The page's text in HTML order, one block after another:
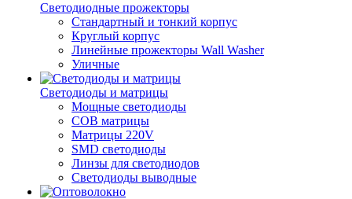
Светодиодные прожекторы
Стандартный и тонкий корпус
Круглый корпус
Линейные прожекторы Wall Washer
Уличные
Светодиоды и матрицы
Мощные светодиоды
COB матрицы
Матрицы 220V
SMD светодиоды
Линзы для светодиодов
Светодиоды выводные